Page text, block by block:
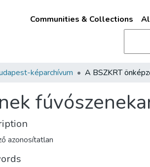
Communities & Collections
képarchívum
azonosítatlan